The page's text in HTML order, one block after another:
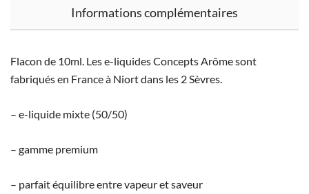
Informations complémentaires
Flacon de 10ml. Les e-liquides Concepts Arôme sont
fabriqués en France à Niort dans les 2 Sèvres.
– e-liquide mixte (50/50)
– gamme premium
– parfait équilibre entre vapeur et saveur